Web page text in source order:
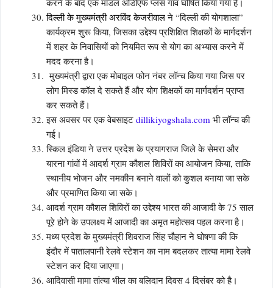
करने के बाद एक मॉडल ओडीएफ प्लस गांव घोषित किया गया है।
दिल्लीके मुख्यमंत्रीअरविंद केजरीवालने “दिल्ली की योगशाला”
कार्यक्रम शुरू किया, जिसका उद्देश्य प्रशिक्षित शिक्षकों के मार्गदर्शन
में शहर के निवासियों को नियमित रूप से योग का अभ्यास करने में
मदद करना है।
मुख्यमंत्री द्वारा एक मोबाइल फोन नंबर लॉन्च किया गया जिस पर
लोग मिस्ड कॉल दे सकते हैं और योग शिक्षकों का मार्गदर्शन प्राप्त
कर सकते हैं।
इस अवसर पर एक वेबसाइट dillikiyogshala.com भी लॉन्च की
गई।
स्किल इंडिया ने उत्तर प्रदेश के प्रयागराज जिले के सेमरा और
यारना गांवों में आदर्श ग्राम कौशल शिविरों का आयोजन किया, ताकि
स्थानीय भोजन और नमकीन बनाने वालों को कुशल बनाया जा सके
और प्रमाणित किया जा सके।
आदर्श ग्राम कौशल शिविरों का उद्देश्य भारत की आजादी के 75 साल
पूरे होने के उपलक्ष्य में आजादी का अमृत महोत्सव पहल करना है।
मध्य प्रदेश के मुख्यमंत्री शिवराज सिंह चौहान ने घोषणा की कि
इंदौर में पातालपानी रेलवे स्टेशन का नाम बदलकर तात्या मामा रेलवे
स्टेशन कर दिया जाएगा।
आदिवासी मामा तांत्या भील का बलिदान दिवस 4 दिसंबर को है।